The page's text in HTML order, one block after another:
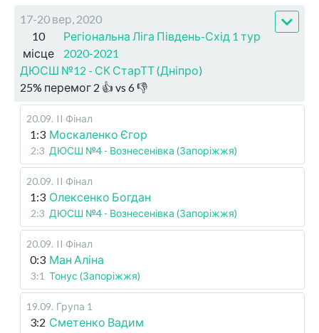
17-20 вер, 2020
10
місце
Регіональна Ліга Південь-Схід 1 тур
2020-2021
ДЮСШ №12 - СК СтарТТ (Дніпро)
25% перемог 2 👍 vs 6👎
20.09. II Фінал
1:3 Москаленко Єгор
2:3 ДЮСШ №4 - Вознесенівка (Запоріжжя)
20.09. II Фінал
1:3 Олексенко Богдан
2:3 ДЮСШ №4 - Вознесенівка (Запоріжжя)
20.09. II Фінал
0:3 Ман Аліна
3:1 Тонус (Запоріжжя)
19.09. Група 1
3:2 Сметенко Вадим